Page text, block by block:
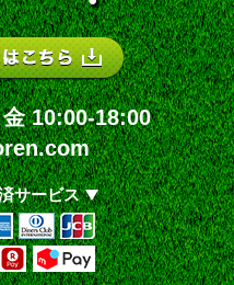
サービス
10:00-18:00